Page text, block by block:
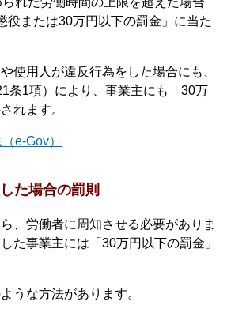
役または30万円以下の罰金」に当た
使用人が違反行為をした場合にも、
条1項）により、事業主にも「30万
れます。
e-Gov）
た場合の罰則
、労働者に周知させる必要がありま
た事業主には「30万円以下の罰金」
うな方法があります。